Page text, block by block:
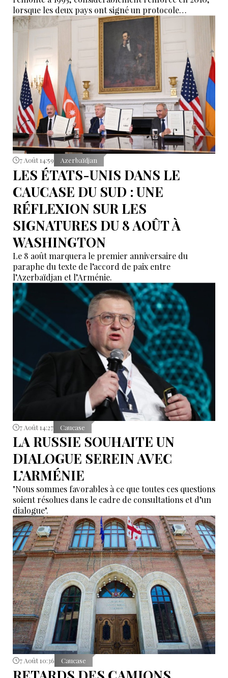
lorsque les deux pays ont signé un protocole
additionnel prolongeant sa validité jusqu’en 2044.
7 Août 14:59 Azerbaïdjan
LES ÉTATS-UNIS DANS LE
CAUCASE DU SUD : UNE
RÉFLEXION SUR LES
SIGNATURES DU 8 AOÛT À
WASHINGTON
Le 8 août marquera le premier anniversaire du
paraphe du texte de l’accord de paix entre
l’Azerbaïdjan et l’Arménie.
7 Août 14:27 Caucase
LA RUSSIE SOUHAITE UN
DIALOGUE SEREIN AVEC
L’ARMÉNIE
"Nous sommes favorables à ce que toutes ces questions
soient résolues dans le cadre de consultations et d’un
dialogue".
7 Août 10:36 Caucase